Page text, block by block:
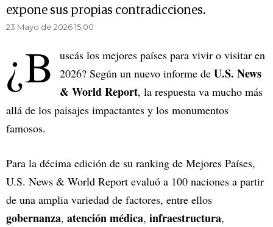
expone sus propias contradicciones.
23 Mayo de 2026 15.00
¿B
uscás los mejores países para vivir o visitar en
2026? Según un nuevo informe de U.S. News
& World Report, la respuesta va mucho más
allá de los paisajes impactantes y los monumentos
famosos.
Para la décima edición de su ranking de Mejores Países,
U.S. News & World Report evaluó a 100 naciones a partir
de una amplia variedad de factores, entre ellos
gobernanza, atención médica, infraestructura,